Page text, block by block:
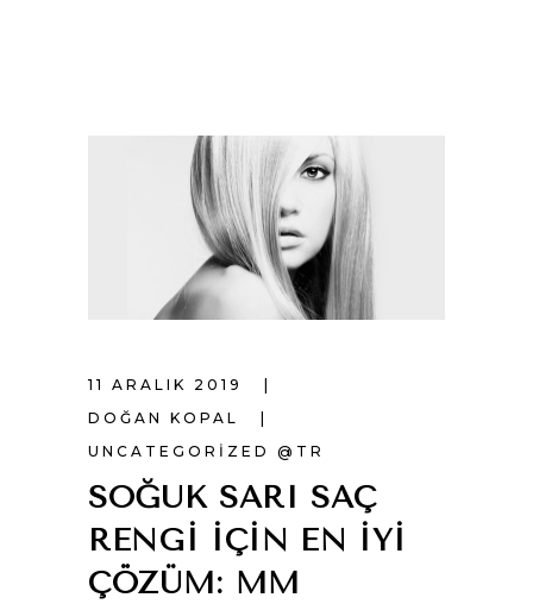
11 ARALIK 2019
DOĞAN KOPAL
UNCATEGORIZED @TR
SOĞUK SARI SAÇ
RENGI IÇIN EN İYI
ÇÖZÜM: MM